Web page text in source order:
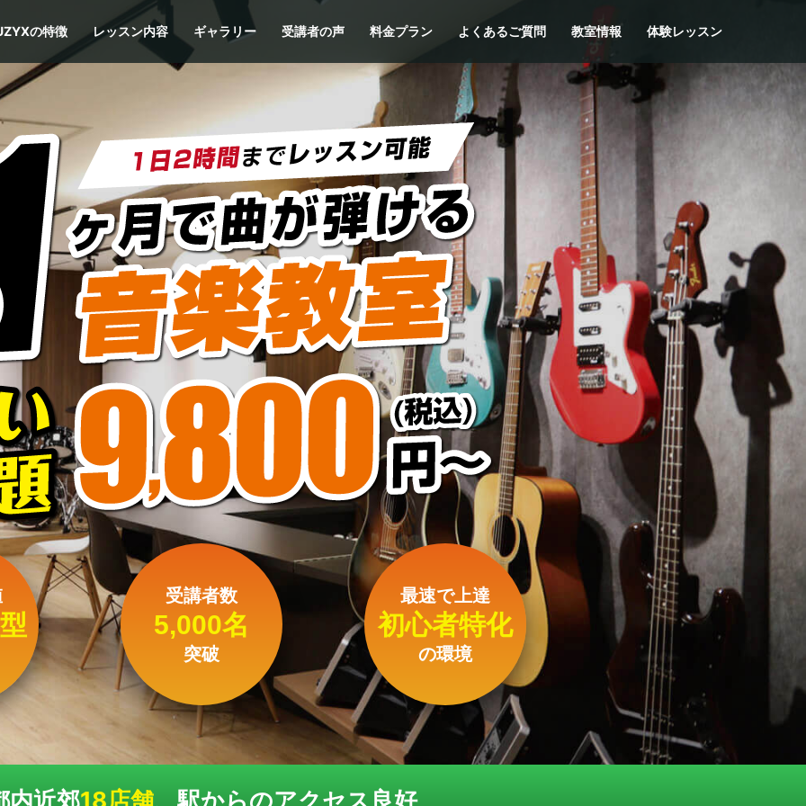
の特徴 レッスン内容 ギャラリー 受講者の声 料金プラン よくあるご質問 教室情報 体験レッスン
受講者数
5,000名
突破
最速で上達
初心者特化
の環境
内近郊18店舗、駅からのアクセス良好